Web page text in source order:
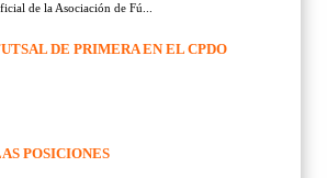
de la Asociación de Fú...
DE PRIMERA EN EL CPDO
POSICIONES